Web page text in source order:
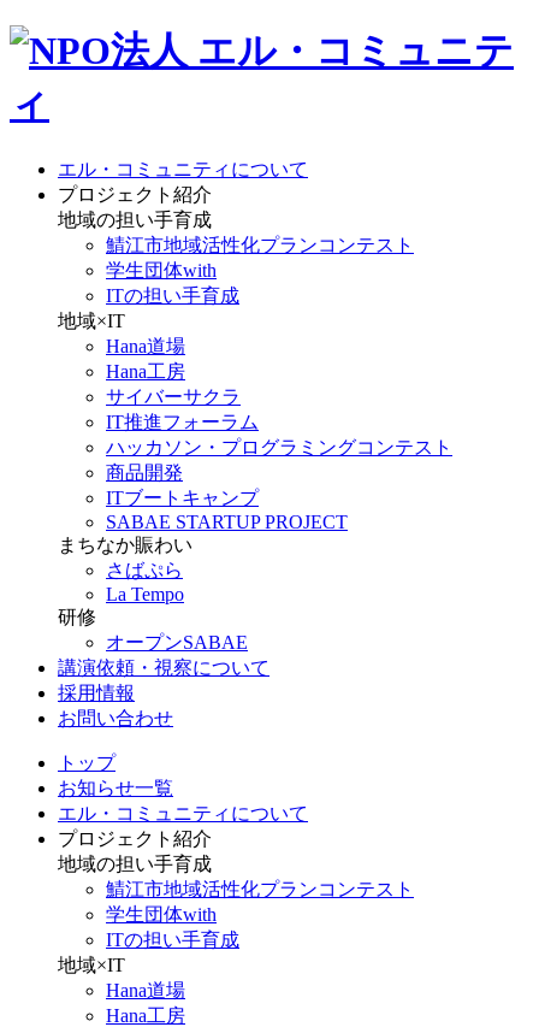
エル・コミュニティについて
プロジェクト紹介
地域の担い手育成
鯖江市地域活性化プランコンテスト
学生団体with
ITの担い手育成
地域×IT
Hana道場
Hana工房
サイバーサクラ
IT推進フォーラム
ハッカソン・プログラミングコンテスト
商品開発
ITブートキャンプ
SABAE STARTUP PROJECT
まちなか賑わい
さばぷら
La Tempo
研修
オープンSABAE
講演依頼・視察について
採用情報
お問い合わせ
トップ
お知らせ一覧
エル・コミュニティについて
プロジェクト紹介
地域の担い手育成
鯖江市地域活性化プランコンテスト
学生団体with
ITの担い手育成
地域×IT
Hana道場
Hana工房